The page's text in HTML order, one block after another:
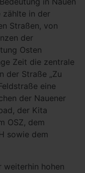
zählte in der
Straßen, von
der
Osten
Zeit die zentrale
der Straße „Zu
eine
der Nauener
der Kita
OSZ, dem
sowie dem
weiterhin hohen